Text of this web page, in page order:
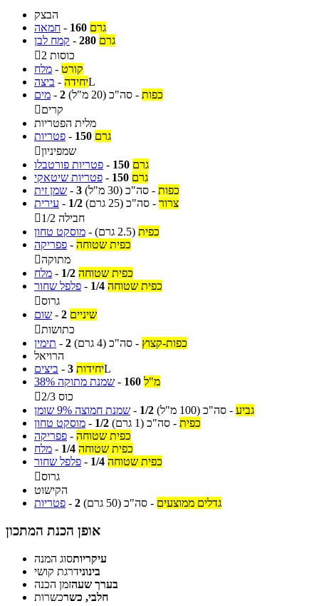
הבצק
חמאה - 160 גרם
קמח לבן - 280 גרם

2 כוסות
מלח - קורט
ביצה - יחידהL
מים - 2 כפות - סה"כ (20 מ"ל)
קרים
מלית הפטריות
פטריות - 150 גרם
שמפיניון
פטריות פורטבלו - 150 גרם
פטריות שיטאקי - 150 גרם
שמן זית - 3 כפות - סה"כ (30 מ"ל)
עירית - 1/2 צרור - סה"כ (25 גרם)

1/2 חבילה
מוסקט טחון - כפית (2.5 גרם)
פפריקה - כפית שטוחה
מתוקה
מלח - 1/2 כפית שטוחה
פלפל שחור - 1/4 כפית שטוחה
גרוס
שום - 2 שיניים
כתושות
תימין - 2 כפות-קצוץ - סה"כ (4 גרם)
הרויאל
ביצים - 3 יחידותL
שמנת מתוקה 38% - 160 מ"ל

2/3 כוס
שמנת חמוצה 9% שומן - 1/2 גביע - סה"כ (100 מ"ל)
מוסקט טחון - 1/2 כפית - סה"כ (1 גרם)
פפריקה - כפית שטוחה
מלח - 1/4 כפית שטוחה
פלפל שחור - 1/4 כפית שטוחה
גרוס
הקישוט
פטריות - 2 גדלים ממוצעים - סה"כ (50 גרם)
אופן הכנת המתכון
עיקריותסוג המנה
בינונידרגת קושי
בערך שעהזמן הכנה
חלבי, כשרכשרות